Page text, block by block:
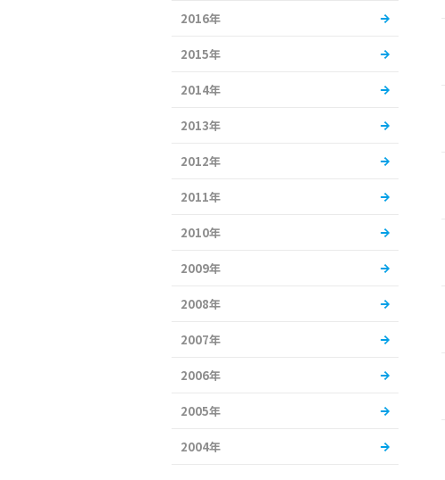
2016年
2015年
2014年
2013年
2012年
2011年
2010年
2009年
2008年
2007年
2006年
2005年
2004年